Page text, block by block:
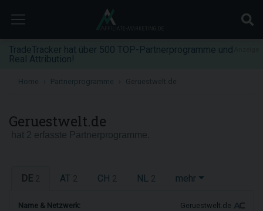
TradeTracker hat über 500 TOP-Partnerprogramme und
Real Attribution!
Home Partnerprogramme
Geruestwelt.de
DE AT CH NL mehr
Name & Netzwerk: Geruestwelt.de